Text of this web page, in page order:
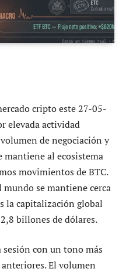
cripto este 27-05-
elevada actividad
de negociación y
mantiene al ecosistema
movimientos de BTC.
se mantiene cerca
la capitalización global
billones de dólares.
con un tono más
El volumen